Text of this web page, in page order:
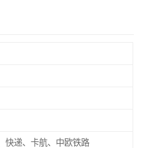
快递、卡航、中欧铁路